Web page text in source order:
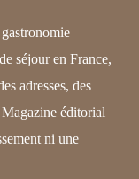
séjour en France,
adresses, des
éditorial
ni une